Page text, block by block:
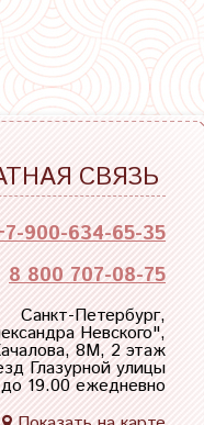
СВЯЗЬ
900-634-65-35
8 800 707-08-75
Санкт-Петербург,
Невского",
8М, 2 этаж
Глазурной улицы
19.00 ежедневно